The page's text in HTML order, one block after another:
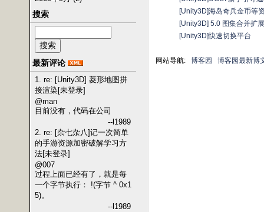
搜索
最新评论
1. re: [Unity3D] 菱形地图拼
接渲染[未登录]
@man
目前没有，代码在公司
--l1989
2. re: [杂七杂八]记一次简单
的手游资源加密破解学习方
法[未登录]
@007
过程上面已经有了，就是每
一个字节执行： !(字节 ^ 0x1
5)。
--l1989
[Unity3D]海岛奇兵金币等
[Unity3D] 5.0 图集合并扩
[Unity3D]快速切换平台
网站导航: 博客园 博客园最新博